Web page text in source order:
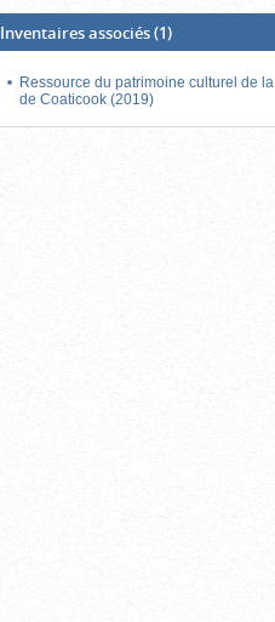
Inventaires associés(1)
Ressource du patrimoine culturel de
de Coaticook (2019)